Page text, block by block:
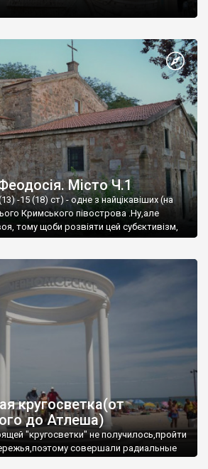
Місто Ч.1
-15 (18) ст) - одне з найцікавіших (на
Кримського півострова .Ну,але
тому щоби розвіяти цей субєктивізм,
це
кругосветка(от
до Атлеша)
"кругосветки" не получилось,пройти
совершали радиальные